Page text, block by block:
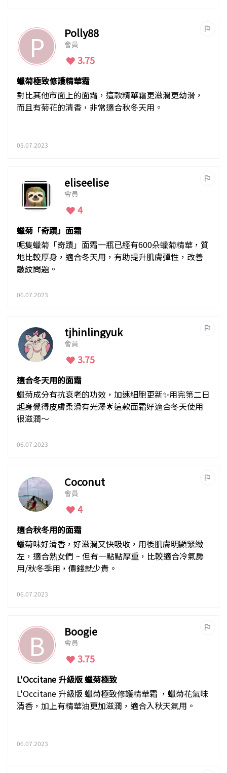
P Polly88
會員
3.75
蠟菊極致修護精華霜
對比其他市面上的面霜，這款精華霜更滋潤更幼滑，
而且有菊花的清香，非常適合秋冬天用。
05.07.2023
eliseelise
會員
4
蠟菊「奇蹟」面霜
呢隻蠟菊「奇蹟」面霜一瓶已經有600朵蠟菊精華，質
地比較厚身，適合冬天用，有助提升肌膚彈性，改善
皺紋問題。
06.07.2023
tjhinlingyuk
會員
3.75
適合冬天用的面霜
蠟菊成分有抗衰老的功效，加速細胞更新✨用完第二日
起身覺得皮膚柔滑有光澤🌟這款面霜好適合冬天使用
很滋潤～
06.07.2023
Coconut
會員
4
適合秋冬用的面霜
蠟菊味好清香，好滋潤又快吸收，用後肌膚明顯緊緻
左，適合熟女們 ~ 但有一點點厚重，比較適合冷氣房
用/秋冬季用，價錢就少貴。
06.07.2023
B Boogie
會員
3.75
L'Occitane 升級版 蠟菊極致
L'Occitane 升級版 蠟菊極致修護精華霜 ，蠟菊花氣味
清香，加上有精華油更加滋潤，適合入秋天氣用。
06.07.2023